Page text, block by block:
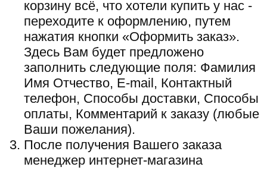
корзину всё, что хотели купить у нас -
переходите к оформлению, путем
нажатия кнопки «Оформить заказ».
Здесь Вам будет предложено
заполнить следующие поля: Фамилия
Имя Отчество, E-mail, Контактный
телефон, Способы доставки, Способы
оплаты, Комментарий к заказу (любые
Ваши пожелания).
После получения Вашего заказа
менеджер интернет-магазина